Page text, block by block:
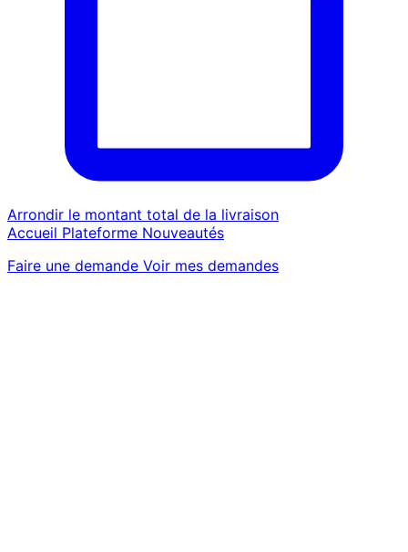
Arrondir le montant total de la livraison
Accueil Plateforme Nouveautés
Faire une demande Voir mes demandes